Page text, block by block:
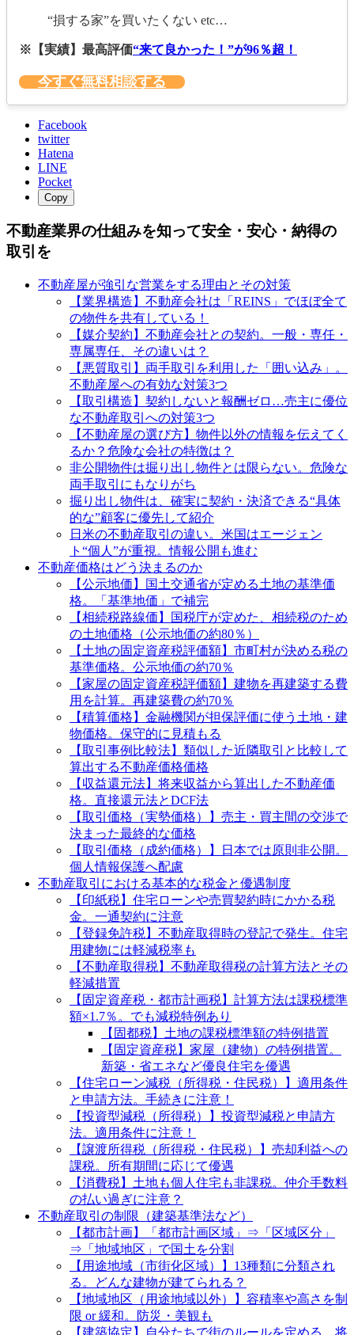
“損する家”を買いたくない etc…
※【実績】最高評価“来て良かった！”が96％超！
今すぐ無料相談する
Facebook
twitter
Hatena
LINE
Pocket
Copy
不動産業界の仕組みを知って安全・安心・納得の
取引を
不動産屋が強引な営業をする理由とその対策
【業界構造】不動産会社は「REINS」でほぼ全て
の物件を共有している！
【媒介契約】不動産会社との契約。一般・専任・
専属専任、その違いは？
【悪質取引】両手取引を利用した「囲い込み」。
不動産屋への有効な対策3つ
【取引構造】契約しないと報酬ゼロ…売主に優位
な不動産取引への対策3つ
【不動産屋の選び方】物件以外の情報を伝えてく
るか？危険な会社の特徴は？
非公開物件は掘り出し物件とは限らない。危険な
両手取引にもなりがち
掘り出し物件は、確実に契約・決済できる“具体
的な”顧客に優先して紹介
日米の不動産取引の違い。米国はエージェン
ト“個人”が重視。情報公開も進む
不動産価格はどう決まるのか
【公示地価】国土交通省が定める土地の基準価
格。「基準地価」で補完
【相続税路線価】国税庁が定めた、相続税のため
の土地価格（公示地価の約80％）
【土地の固定資産税評価額】市町村が決める税の
基準価格。公示地価の約70％
【家屋の固定資産税評価額】建物を再建築する費
用を計算。再建築費の約70％
【積算価格】金融機関が担保評価に使う土地・建
物価格。保守的に見積もる
【取引事例比較法】類似した近隣取引と比較して
算出する不動産価格価格
【収益還元法】将来収益から算出した不動産価
格。直接還元法とDCF法
【取引価格（実勢価格）】売主・買主間の交渉で
決まった最終的な価格
【取引価格（成約価格）】日本では原則非公開。
個人情報保護へ配慮
不動産取引における基本的な税金と優遇制度
【印紙税】住宅ローンや売買契約時にかかる税
金。一通契約に注意
【登録免許税】不動産取得時の登記で発生。住宅
用建物には軽減税率も
【不動産取得税】不動産取得税の計算方法とその
軽減措置
【固定資産税・都市計画税】計算方法は課税標準
額×1.7％。でも減税特例あり
【固都税】土地の課税標準額の特例措置
【固定資産税】家屋（建物）の特例措置。
新築・省エネなど優良住宅を優遇
【住宅ローン減税（所得税・住民税）】適用条件
と申請方法。手続きに注意！
【投資型減税（所得税）】投資型減税と申請方
法。適用条件に注意！
【譲渡所得税（所得税・住民税）】売却利益への
課税。所有期間に応じて優遇
【消費税】土地も個人住宅も非課税。仲介手数料
の払い過ぎに注意？
不動産取引の制限（建築基準法など）
【都市計画】「都市計画区域」⇒「区域区分」
⇒「地域地区」で国土を分割
【用途地域（市街化区域）】13種類に分類され
る。どんな建物が建てられる？
【地域地区（用途地域以外）】容積率や高さを制
限 or 緩和。防災・美観も
【建築協定】自分たちで街のルールを定める。将